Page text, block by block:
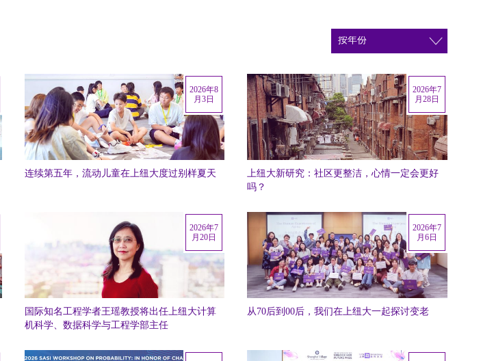
连续第五年，流动儿童在上纽大度过别样夏天
2026年8
月3日
上纽大新研究：社区更整洁，心情一定会更好
吗？
2026年7
月28日
国际知名工程学者王瑶教授将出任上纽大计算
机科学、数据科学与工程学部主任
2026年7
月20日
从70后到00后，我们在上纽大一起探讨变老
2026年7
月6日